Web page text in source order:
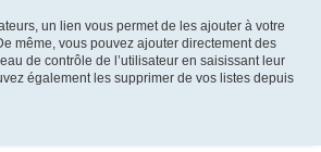
un lien vous permet de les ajouter à votre
même, vous pouvez ajouter directement des
de contrôle de l’utilisateur en saisissant leur
également les supprimer de vos listes depuis